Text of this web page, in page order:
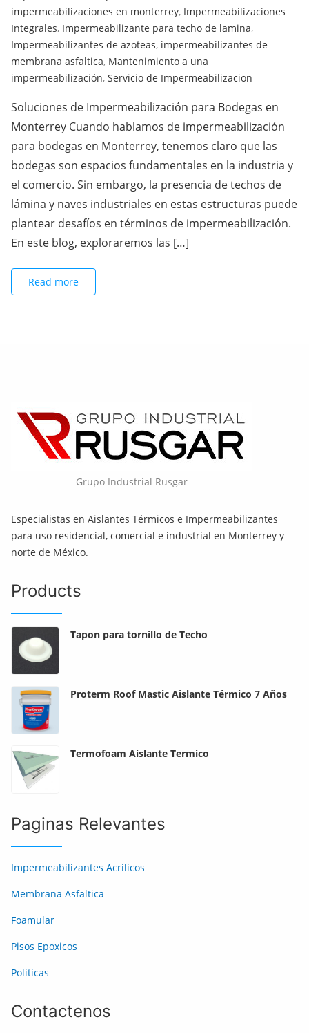
impermeabilizaciones en monterrey, Impermeabilizaciones
Integrales, Impermeabilizante para techo de lamina,
Impermeabilizantes de azoteas, impermeabilizantes de
membrana asfaltica, Mantenimiento a una
impermeabilización, Servicio de Impermeabilizacion
Soluciones de Impermeabilización para Bodegas en
Monterrey Cuando hablamos de impermeabilización
para bodegas en Monterrey, tenemos claro que las
bodegas son espacios fundamentales en la industria y
el comercio. Sin embargo, la presencia de techos de
lámina y naves industriales en estas estructuras puede
plantear desafíos en términos de impermeabilización.
En este blog, exploraremos las […]
Read more
Grupo Industrial Rusgar
Especialistas en Aislantes Térmicos e Impermeabilizantes
para uso residencial, comercial e industrial en Monterrey y
norte de México.
Products
Tapon para tornillo de Techo
Proterm Roof Mastic Aislante Térmico 7 Años
Termofoam Aislante Termico
Paginas Relevantes
Impermeabilizantes Acrilicos
Membrana Asfaltica
Foamular
Pisos Epoxicos
Politicas
Contactenos